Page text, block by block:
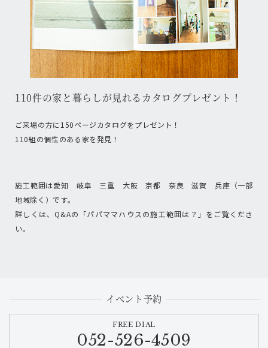
110件の家と暮らしが見れるカタログプレゼント！
ご来場の方に150ページカタログをプレゼント！
110組の個性のある家を発見！
施工範囲は愛知 岐阜 三重 大阪 京都 奈良 滋賀 兵庫（一部
地域除く）です。
詳しくは、Q&Aの「パパママハウスの施工範囲は？」をご覧くださ
い。
イベント予約
FREE DIAL
052-526-4509